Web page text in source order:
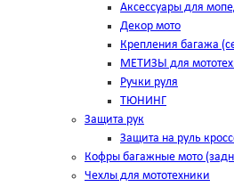
Аксессуары для
Декор мото
Крепления багажа
МЕТИЗЫ для
Ручки руля
ТЮНИНГ
Защита рук
Защита на руль
Кофры багажные мото
Чехлы для мототехники